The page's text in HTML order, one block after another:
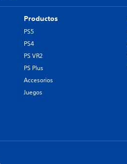
Productos
PS5
PS4
PS VR2
PS Plus
Accesorios
Juegos